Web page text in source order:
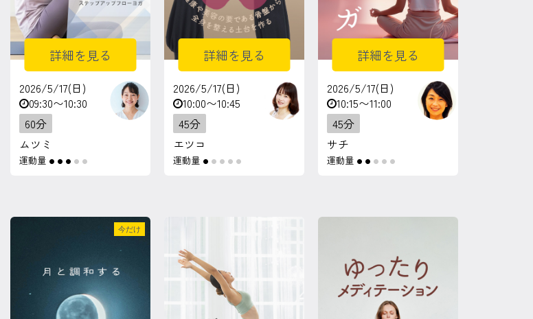
詳細を見る
2026/5/17(日)
09:30〜10:30
60分
ムツミ
運動量 ● ● ● ● ●
詳細を見る
2026/5/17(日)
10:00〜10:45
45分
エツコ
運動量 ● ● ● ● ●
詳細を見る
2026/5/17(日)
10:15〜11:00
45分
サチ
運動量 ● ● ● ● ●
今だけ